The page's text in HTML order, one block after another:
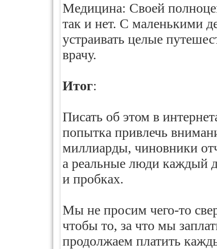
Медицина: Своей
так и нет. С маленькими
устраивать целые
врачу.
Итог:
Писать об этом в
попытка привлечь
миллиарды, чиновники
а реальные люди каждый
и пробках.
Мы не просим чего-то
чтобы то, за что мы
продолжаем платить